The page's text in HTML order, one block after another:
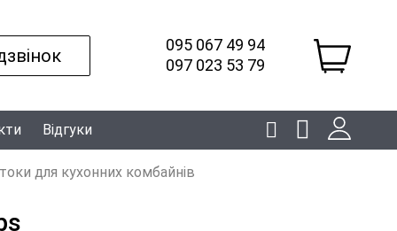
095 067 49 94
097 023 53 79
Відгуки
для кухонних комбайнів